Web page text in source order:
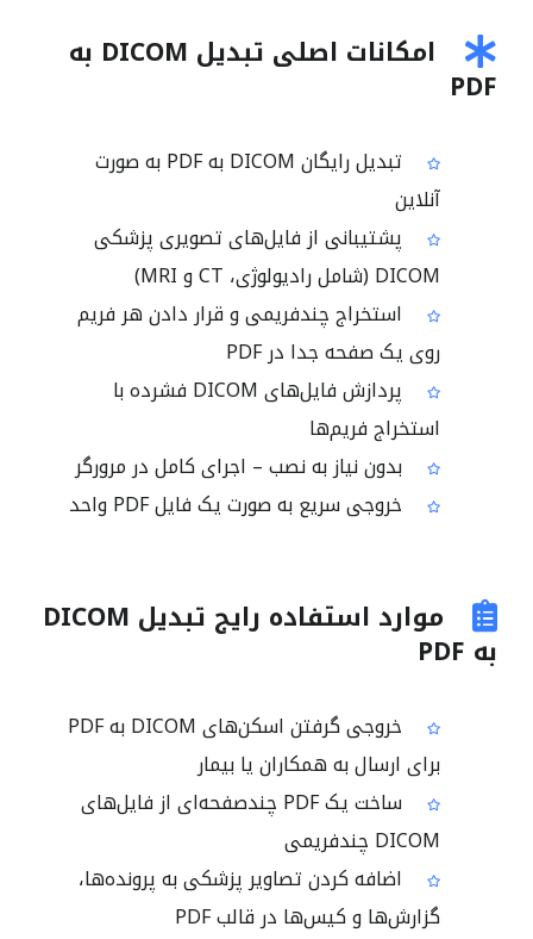
امکانات اصلی تبدیل DICOM به
PDF
تبدیل رایگان DICOM به PDF به صورت
آنلاین
پشتیبانی از فایل‌های تصویری پزشکی
DICOM (شامل رادیولوژی، CT و MRI)
استخراج چندفریمی و قرار دادن هر فریم
روی یک صفحه جدا در PDF
پردازش فایل‌های DICOM فشرده با
استخراج فریم‌ها
بدون نیاز به نصب – اجرای کامل در مرورگر
خروجی سریع به صورت یک فایل PDF واحد
موارد استفاده رایج تبدیل DICOM
به PDF
خروجی گرفتن اسکن‌های DICOM به PDF
برای ارسال به همکاران یا بیمار
ساخت یک PDF چندصفحه‌ای از فایل‌های
DICOM چندفریمی
اضافه کردن تصاویر پزشکی به پرونده‌ها،
گزارش‌ها و کیس‌ها در قالب PDF